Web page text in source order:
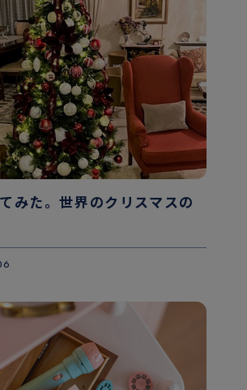
みた。世界のクリスマスの